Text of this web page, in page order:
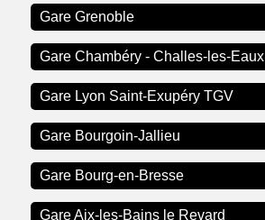
Gare Grenoble
Gare Chambéry - Challes-les-Eaux
Gare Lyon Saint-Exupéry TGV
Gare Bourgoin-Jallieu
Gare Bourg-en-Bresse
Gare Aix-les-Bains le Revard